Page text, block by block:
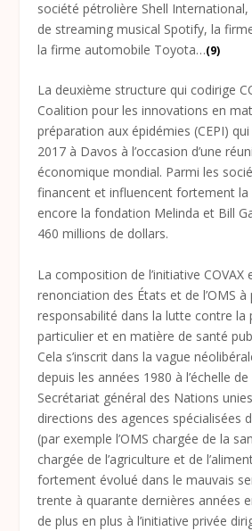
société pétrolière Shell
de streaming musical Spotify, la
la firme automobile Toyota…(9)
La deuxième structure qui codirige
Coalition pour les innovations en
préparation aux épidémies (CEPI)
2017 à Davos à l’occasion d’une
économique mondial. Parmi les
financent et influencent fortement la
encore la fondation Melinda et Bill
460 millions de dollars.
La composition de l’initiative COVAX
renonciation des États et de l’OMS
responsabilité dans la lutte contre la
particulier et en matière de santé
Cela s’inscrit dans la vague
depuis les années 1980 à l’échelle
Secrétariat général des Nations
directions des agences spécialisées
(par exemple l’OMS chargée de la
chargée de l’agriculture et de
fortement évolué dans le mauvais
trente à quarante dernières années
de plus en plus à l’initiative privée